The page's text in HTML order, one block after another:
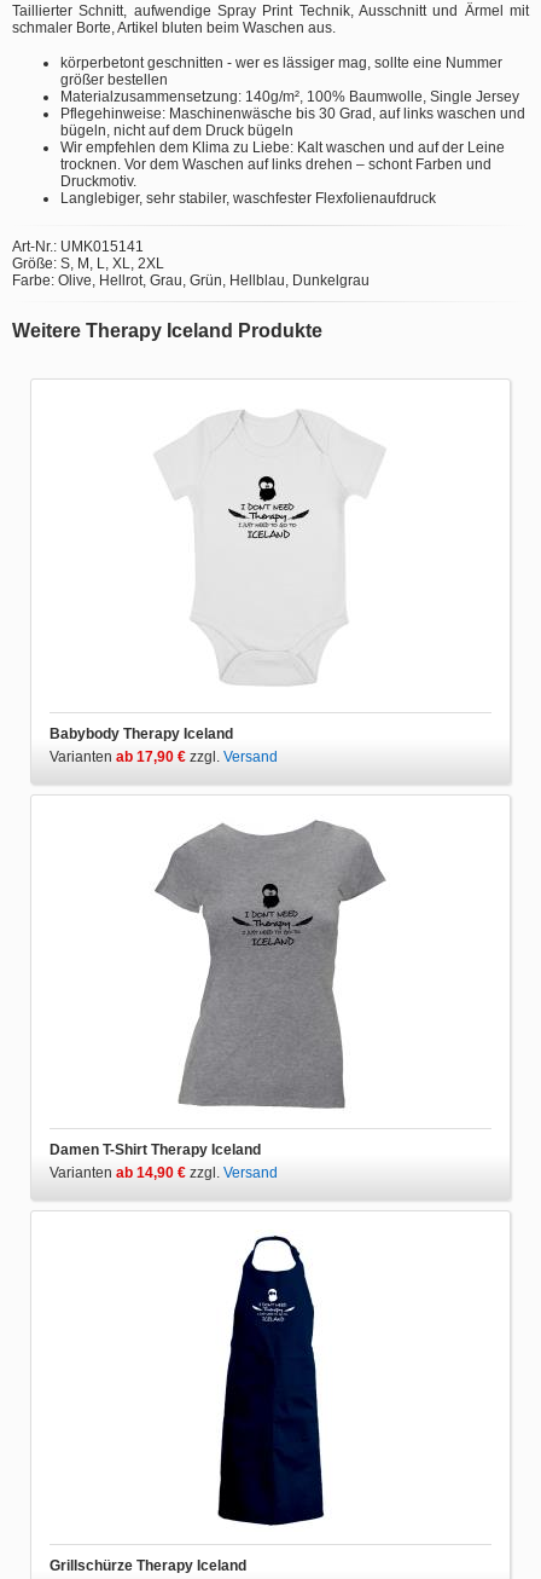
Taillierter Schnitt, aufwendige Spray Print Technik, Ausschnitt und Ärmel mit
schmaler Borte, Artikel bluten beim Waschen aus.
körperbetont geschnitten - wer es lässiger mag, sollte eine Nummer
größer bestellen
Materialzusammensetzung: 140g/m², 100% Baumwolle, Single Jersey
Pflegehinweise: Maschinenwäsche bis 30 Grad, auf links waschen und
bügeln, nicht auf dem Druck bügeln
Wir empfehlen dem Klima zu Liebe: Kalt waschen und auf der Leine
trocknen. Vor dem Waschen auf links drehen – schont Farben und
Druckmotiv.
Langlebiger, sehr stabiler, waschfester Flexfolienaufdruck
Art-Nr.: UMK015141
Größe: S, M, L, XL, 2XL
Farbe: Olive, Hellrot, Grau, Grün, Hellblau, Dunkelgrau
Weitere Therapy Iceland Produkte
Babybody Therapy Iceland
Varianten ab 17,90 € zzgl. Versand
Damen T-Shirt Therapy Iceland
Varianten ab 14,90 € zzgl. Versand
Grillschürze Therapy Iceland